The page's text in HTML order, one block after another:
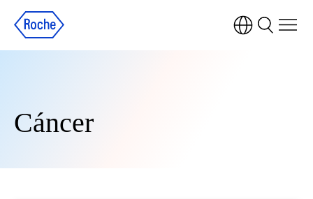
Cáncer